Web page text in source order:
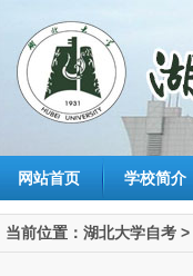
网站首页 学校简介
当前位置： 湖北大学自考 >